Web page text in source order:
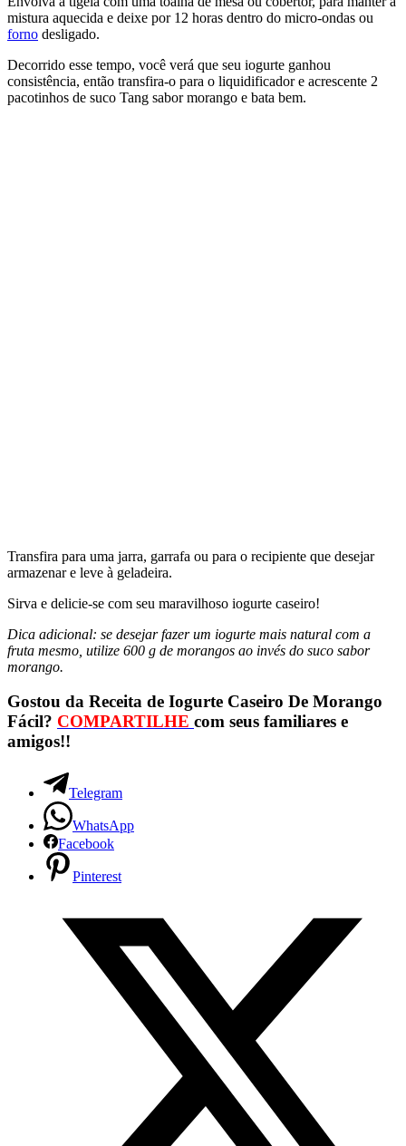
mistura aquecida e deixe por 12 horas dentro do micro-ondas ou
forno desligado.
Decorrido esse tempo, você verá que seu iogurte ganhou
consistência, então transfira-o para o liquidificador e acrescente 2
pacotinhos de suco Tang sabor morango e bata bem.
Transfira para uma jarra, garrafa ou para o recipiente que desejar
armazenar e leve à geladeira.
Sirva e delicie-se com seu maravilhoso iogurte caseiro!
Dica adicional: se desejar fazer um iogurte mais natural com a
fruta mesmo, utilize 600 g de morangos ao invés do suco sabor
morango.
Gostou da Receita de Iogurte Caseiro De Morango
Fácil? COMPARTILHE com seus familiares e
amigos!!
Telegram
WhatsApp
Facebook
Pinterest